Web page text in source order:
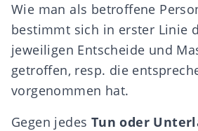
Wie man als betroffene
bestimmt sich in erster Linie
jeweiligen Entscheide und
getroffen, resp. die
vorgenommen hat.
Gegen jedes Tun oder